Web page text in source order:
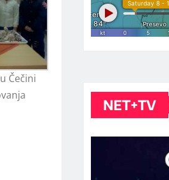
Čečini
NET+TV